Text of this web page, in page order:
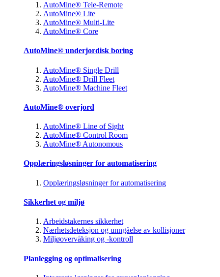
AutoMine® Tele-Remote
AutoMine® Lite
AutoMine® Multi-Lite
AutoMine® Core
AutoMine® underjordisk boring
AutoMine® Single Drill
AutoMine® Drill Fleet
AutoMine® Machine Fleet
AutoMine® overjord
AutoMine® Line of Sight
AutoMine® Control Room
AutoMine® Autonomous
Opplæringsløsninger for automatisering
Opplæringsløsninger for automatisering
Sikkerhet og miljø
Arbeidstakernes sikkerhet
Nærhetsdeteksjon og unngåelse av kollisjoner
Miljøovervåking og -kontroll
Planlegging og optimalisering